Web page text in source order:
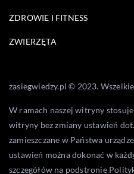
ZDROWIE I FITNESS
ZWIERZĘTA
zasiegwiedzy.pl © 2023.
W ramach naszej witryny
witryny bez zmiany ustawień
zamieszczane w Państwa
ustawień można dokonać w
szczegółów na podstronie